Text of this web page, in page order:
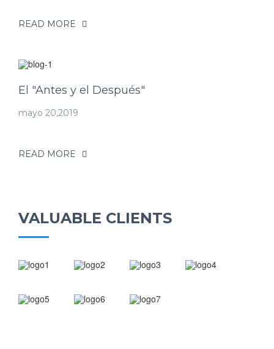
READ MORE
El "Antes y el Después"
mayo 20,2019
READ MORE
VALUABLE CLIENTS